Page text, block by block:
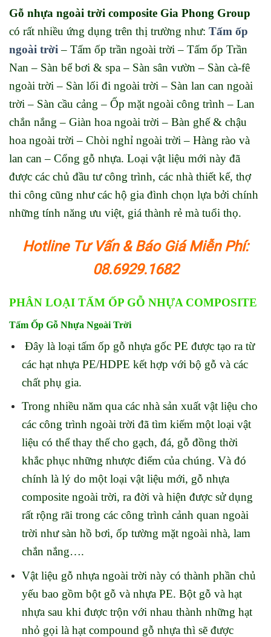
Gỗ nhựa ngoài trời composite Gia Phong Group
có rất nhiều ứng dụng trên thị trường như: Tấm ốp
ngoài trời– Tấm ốp trần ngoài trời – Tấm ốp Trần
Nan – Sàn bể bơi & spa – Sàn sân vườn – Sàn cà-fê
ngoài trời – Sàn lối đi ngoài trời – Sàn lan can ngoài
trời – Sàn cầu cảng – Ốp mặt ngoài công trình – Lan
chắn nắng – Giàn hoa ngoài trời – Bàn ghế & chậu
hoa ngoài trời – Chòi nghỉ ngoài trời – Hàng rào và
lan can – Cổng gỗ nhựa. Loại vật liệu mới này đã
được các chủ đầu tư công trình, các nhà thiết kế, thợ
thi công cũng như các hộ gia đình chọn lựa bởi chính
những tính năng ưu việt, giá thành rẻ mà tuổi thọ.
Hotline Tư Vấn & Báo Giá Miễn Phí:
08.6929.1682
PHÂN LOẠI TẤM ỐP GỖ NHỰA COMPOSITE
Tấm Ốp Gỗ Nhựa Ngoài Trời
Đây là loại tấm ốp gỗ nhựa gốc PE được tạo ra từ
các hạt nhựa PE/HDPE kết hợp với bộ gỗ và các
chất phụ gia.
Trong nhiều năm qua các nhà sản xuất vật liệu cho
các công trình ngoài trời đã tìm kiếm một loại vật
liệu có thể thay thế cho gạch, đá, gỗ đồng thời
khắc phục những nhược điểm của chúng. Và đó
chính là lý do một loại vật liệu mới, gỗ nhựa
composite ngoài trời, ra đời và hiện được sử dụng
rất rộng rãi trong các công trình cảnh quan ngoài
trời như sàn hồ bơi, ốp tường mặt ngoài nhà, lam
chắn nắng….
Vật liệu gỗ nhựa ngoài trời này có thành phần chủ
yếu bao gồm bột gỗ và nhựa PE. Bột gỗ và hạt
nhựa sau khi được trộn với nhau thành những hạt
nhỏ gọi là hạt compound gỗ nhựa thì sẽ được